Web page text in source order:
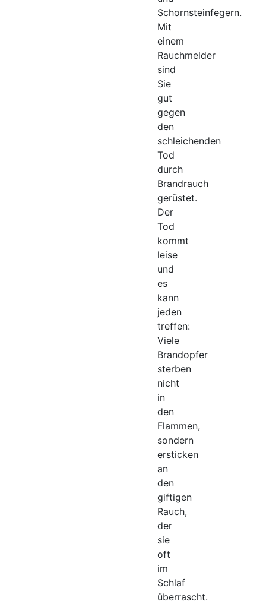
Schornsteinfegern.
Mit
einem
Rauchmelder
sind
Sie
gut
gegen
den
schleichenden
Tod
durch
Brandrauch
gerüstet.
Der
Tod
kommt
leise
und
es
kann
jeden
treffen:
Viele
Brandopfer
sterben
nicht
in
den
Flammen,
sondern
ersticken
an
den
giftigen
Rauch,
der
sie
oft
im
Schlaf
überrascht.